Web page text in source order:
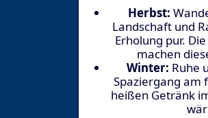
Herbst:
Landschaft und
Erholung pur.
machen
Winter: Ruhe
Spaziergang am
heißen Getränk